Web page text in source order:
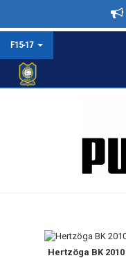
F15-17
BILDGALLERIHertzöga BK 2010